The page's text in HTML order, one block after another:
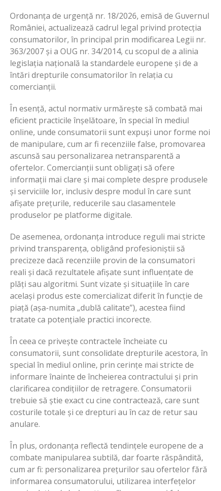
Ordonanța de urgență nr. 18/2026, emisă de Guvernul
României, actualizează cadrul legal privind protecția
consumatorilor, în principal prin modificarea Legii nr.
363/2007 și a OUG nr. 34/2014, cu scopul de a alinia
legislația națională la standardele europene și de a
întări drepturile consumatorilor în relația cu
comercianții.
În esență, actul normativ urmărește să combată mai
eficient practicile înșelătoare, în special în mediul
online, unde consumatorii sunt expuși unor forme noi
de manipulare, cum ar fi recenziile false, promovarea
ascunsă sau personalizarea netransparentă a
ofertelor. Comercianții sunt obligați să ofere
informații mai clare și mai complete despre produsele
și serviciile lor, inclusiv despre modul în care sunt
afișate prețurile, reducerile sau clasamentele
produselor pe platforme digitale.
De asemenea, ordonanța introduce reguli mai stricte
privind transparența, obligând profesioniștii să
precizeze dacă recenziile provin de la consumatori
reali și dacă rezultatele afișate sunt influențate de
plăți sau algoritmi. Sunt vizate și situațiile în care
același produs este comercializat diferit în funcție de
piață (așa-numita „dublă calitate”), acestea fiind
tratate ca potențiale practici incorecte.
În ceea ce privește contractele încheiate cu
consumatorii, sunt consolidate drepturile acestora, în
special în mediul online, prin cerințe mai stricte de
informare înainte de încheierea contractului și prin
clarificarea condițiilor de retragere. Consumatorii
trebuie să știe exact cu cine contractează, care sunt
costurile totale și ce drepturi au în caz de retur sau
anulare.
În plus, ordonanța reflectă tendințele europene de a
combate manipularea subtilă, dar foarte răspândită,
cum ar fi: personalizarea prețurilor sau ofertelor fără
informarea consumatorului, utilizarea interfețelor